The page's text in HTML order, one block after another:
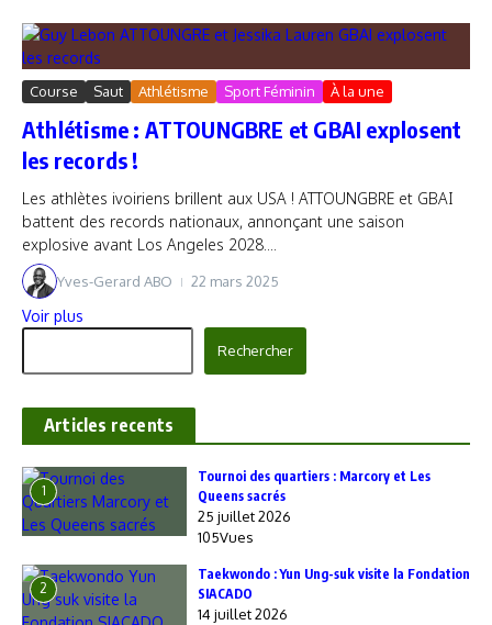
Course Saut Athlétisme Sport Féminin À la une
Athlétisme : ATTOUNGBRE et GBAI explosent
les records !
Les athlètes ivoiriens brillent aux USA ! ATTOUNGBRE et GBAI
battent des records nationaux, annonçant une saison
explosive avant Los Angeles 2028....
Yves-Gerard ABO 22 mars 2025
Voir plus
Rechercher
Articles recents
1
‎Tournoi des quartiers : Marcory et Les
Queens sacrés
25 juillet 2026
105Vues
2
Taekwondo : Yun Ung-suk visite la Fondation
SIACADO
14 juillet 2026